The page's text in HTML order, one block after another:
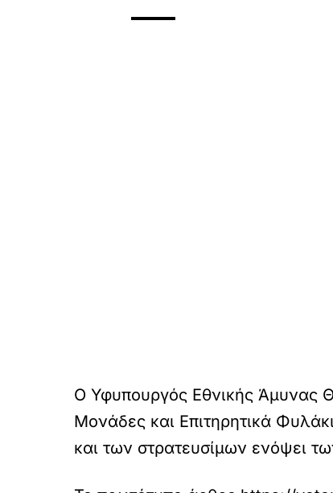
Ο Υφυπουργός Εθνικής Άμυνας
Μονάδες και Επιτηρητικά
και των στρατευσίμων ενόψει